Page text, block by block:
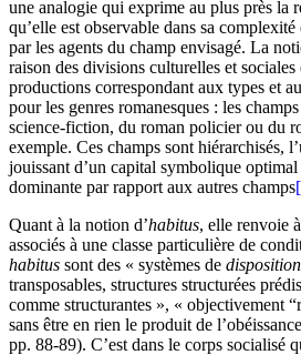
une analogie qui exprime au plus près la
qu’elle est observable dans sa
par les agents du champ envisagé. La
raison des divisions culturelles et sociales
productions correspondant aux types et
pour les genres romanesques : les
science-fiction, du roman policier ou du
exemple. Ces champs sont hiérarchisés,
jouissant d’un capital symbolique optimal
dominante par rapport aux autres champs
Quant à la notion d’habitus, elle renvoie
associés à une classe particulière de
habitus sont des « systèmes de
transposables, structures structurées
comme structurantes », « objectivement
sans être en rien le produit de
pp. 88-89). C’est dans le corps socialisé